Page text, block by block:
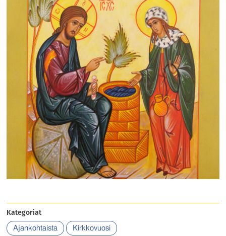
Kategoriat
Ajankohtaista Kirkkovuosi